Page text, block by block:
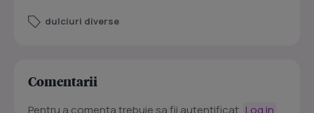
dulciuri diverse
Comentarii
Pentru a comenta trebuie sa fii autentificat. Log in